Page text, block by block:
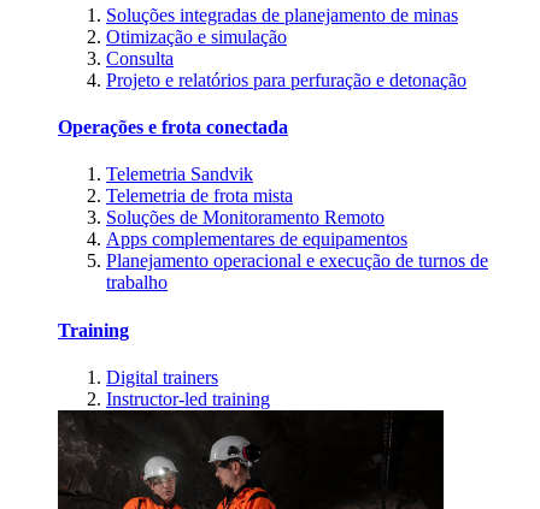
Soluções integradas de planejamento de minas
Otimização e simulação
Consulta
Projeto e relatórios para perfuração e detonação
Operações e frota conectada
Telemetria Sandvik
Telemetria de frota mista
Soluções de Monitoramento Remoto
Apps complementares de equipamentos
Planejamento operacional e execução de turnos de
trabalho
Training
Digital trainers
Instructor-led training